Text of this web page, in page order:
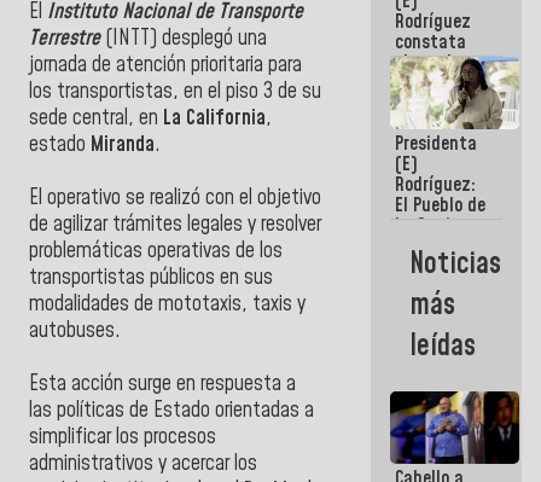
El Instituto Nacional de Transporte
Terrestre(INTT) desplegó una
jornada de atención prioritaria para
los transportistas, en el piso 3 de su
sede central, en La California,
estado Miranda.
El operativo se realizó con el objetivo
de agilizar trámites legales y resolver
problemáticas operativas de los
transportistas públicos en sus
modalidades de mototaxis, taxis y
autobuses.
Esta acción surge en respuesta a
las políticas de Estado orientadas a
simplificar los procesos
administrativos y acercar los
Rodríguez
constata
obras de
rehabilitación
de Escuela
Militar de
Mamo en La
Guaira
Presidenta
(E)
Rodríguez:
El Pueblo de
La Guaira
siempre
estará
acompañada
por el
Gobierno
Nacional
Noticias
más
leídas